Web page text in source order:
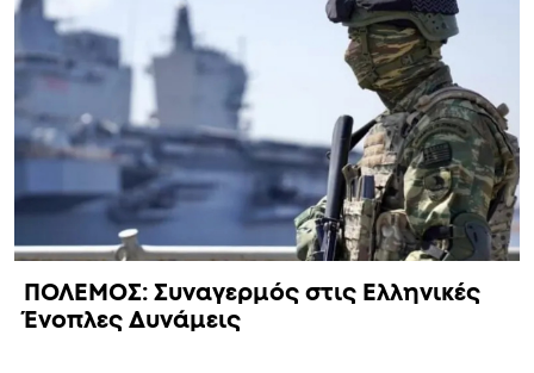
ΠΟΛΕΜΟΣ: Συναγερμός στις Ελληνικές
Ένοπλες Δυνάμεις